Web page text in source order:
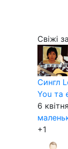
Свіжі
Сингл
You та
6
+1